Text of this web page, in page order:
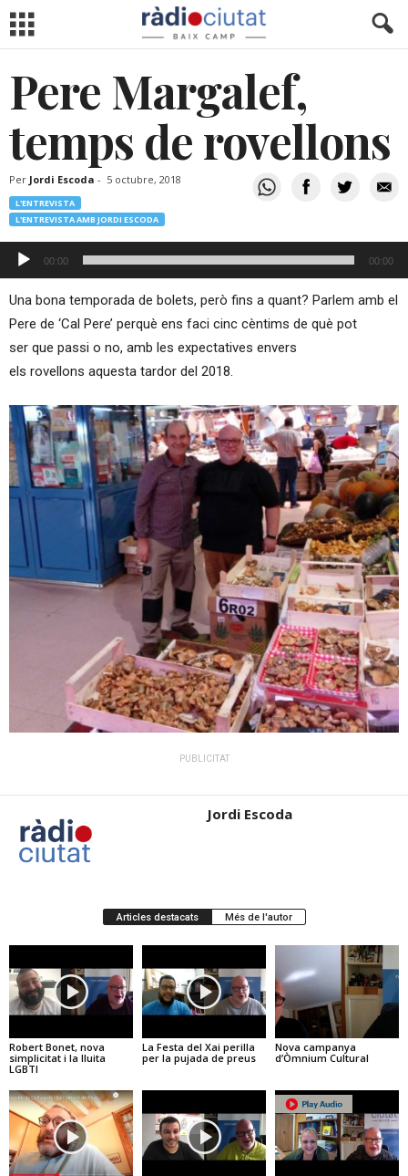
Pere Margalef,
temps de rovellons
Per Jordi Escoda - 5 octubre, 2018
L'ENTREVISTA
L'ENTREVISTA AMB JORDI ESCODA
Reproductor
d'àudio
00:00 00:00
Una bona temporada de bolets, però fins a quant? Parlem amb el
Pere de ‘Cal Pere’ perquè ens faci cinc cèntims de què pot
ser que passi o no, amb les expectatives envers
els rovellons aquesta tardor del 2018.
PUBLICITAT
Jordi Escoda
Articles destacats Més de l'autor
Robert Bonet, nova
simplicitat i la lluita
LGBTI
La Festa del Xai perilla
per la pujada de preus
Nova campanya
d’Òmnium Cultural